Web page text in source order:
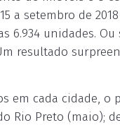
a setembro de
unidades.
resultado
em cada cidade, o
Rio Preto (maio);